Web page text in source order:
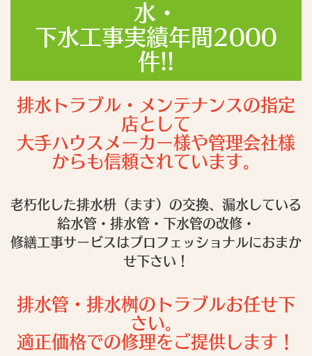
水・
下水工事実績年間2000
件!!
排水トラブル・メンテナンスの指定
店として
大手ハウスメーカー様や管理会社様
からも信頼されています。
老朽化した排水枡（ます）の交換、漏水している
給水管・排水管・下水管の改修・
修繕工事サービスはプロフェッショナルにおまか
せ下さい！
排水管・排水桝のトラブルお任せ下
さい。
適正価格での修理をご提供します！